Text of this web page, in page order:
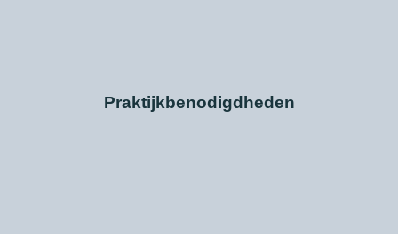
Praktijkbenodigdheden